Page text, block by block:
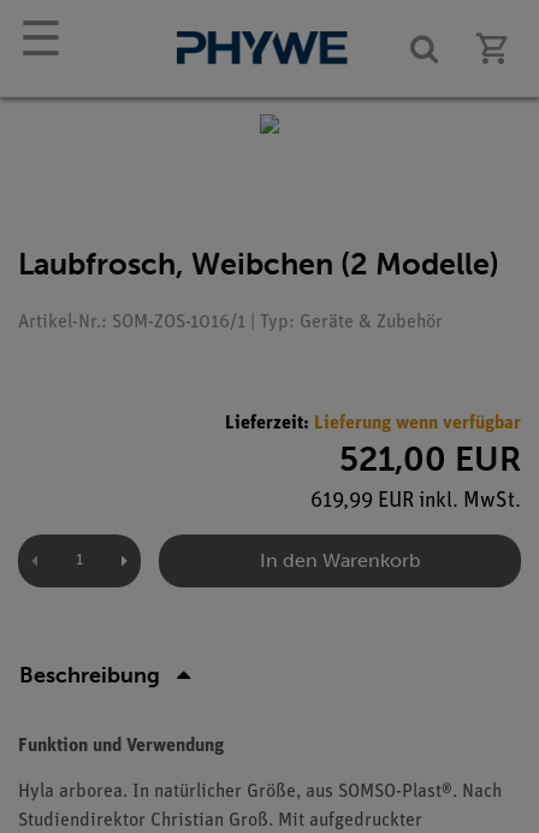
☰
Laubfrosch, Weibchen (2 Modelle)
Artikel-Nr.: SOM-ZOS-1016/1 | Typ: Geräte & Zubehör
Lieferzeit: Lieferung wenn verfügbar
521,00 EUR
619,99 EUR inkl. MwSt.
In den Warenkorb
Beschreibung
Funktion und Verwendung
Hyla arborea. In natürlicher Größe, aus SOMSO-Plast®. Nach
Studiendirektor Christian Groß. Mit aufgedruckter